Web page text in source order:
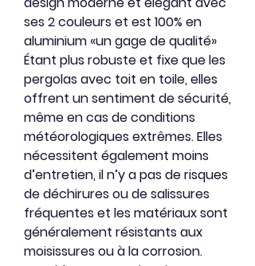
ses 2 couleurs et est 100% en
aluminium «un gage de qualité»
Étant plus robuste et fixe que les
pergolas avec toit en toile, elles
offrent un sentiment de sécurité,
même en cas de conditions
météorologiques extrêmes. Elles
nécessitent également moins
d’entretien, il n’y a pas de risques
de déchirures ou de salissures
fréquentes et les matériaux sont
généralement résistants aux
moisissures ou à la corrosion.